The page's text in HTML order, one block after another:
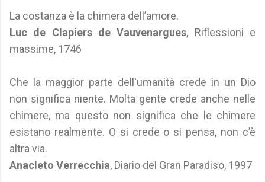
La costanza è la chimera dell’amore.
Luc de Clapiers de Vauvenargues, Riflessioni e
massime, 1746
Che la maggior parte dell'umanità crede in un Dio
non significa niente. Molta gente crede anche nelle
chimere, ma questo non significa che le chimere
esistano realmente. O si crede o si pensa, non c’è
altra via.
Anacleto Verrecchia, Diario del Gran Paradiso, 1997